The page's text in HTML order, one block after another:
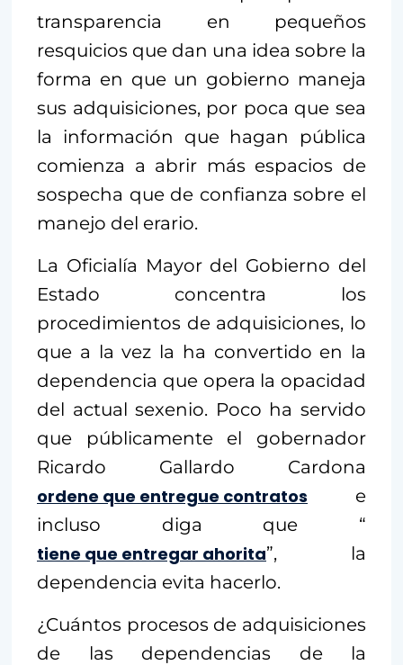
transparencia en pequeños
resquicios que dan una idea sobre la
forma en que un gobierno maneja
sus adquisiciones, por poca que sea
la información que hagan pública
comienza a abrir más espacios de
sospecha que de confianza sobre el
manejo del erario.
La Oficialía Mayor del Gobierno del
Estado concentra los
procedimientos de adquisiciones, lo
que a la vez la ha convertido en la
dependencia que opera la opacidad
del actual sexenio. Poco ha servido
que públicamente el gobernador
Ricardo Gallardo Cardona
ordene que entregue contratos e
incluso diga que “
tiene que entregar ahorita”, la
dependencia evita hacerlo.
¿Cuántos procesos de adquisiciones
de las dependencias de la